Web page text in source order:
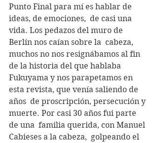
Punto Final para mí es hablar de
ideas, de emociones,  de casi una
vida. Los pedazos del muro de
Berlín nos caían sobre la  cabeza,
muchos no nos resignábamos al fin
de la historia del que hablaba
Fukuyama y nos parapetamos en
esta revista, que venía saliendo de
años  de proscripción, persecución y
muerte. Por casi 30 años fui parte
de una  familia querida, con Manuel
Cabieses a la cabeza,  golpeando el